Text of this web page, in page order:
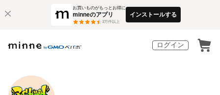
お買いものがもっとお得に
minneのアプリ
3万件以上
インストールする
ログイン